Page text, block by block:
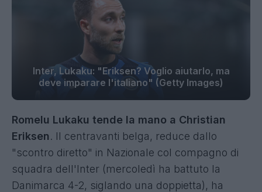
Inter, Lukaku: "Eriksen? Voglio aiutarlo, ma
deve imparare l'italiano" (Getty Images)
Romelu Lukaku tende la mano a Christian
Eriksen. Il centravanti belga, reduce dallo
"scontro diretto" in Nazionale col compagno di
squadra dell'Inter (mercoledì ha battuto la
Danimarca 4-2, siglando una doppietta), ha